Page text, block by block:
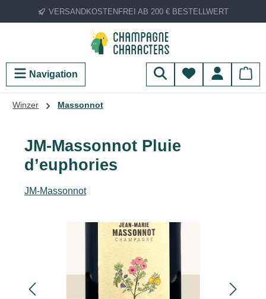
Zum Hauptinhalt springen
VERSANDKOSTENFREI AB 200 € BESTELLWERT
Navigation Du hast 0
Winzer Massonnot
JM-Massonnot Pluie
d’euphories
JM-Massonnot
Bildergalerie überspringen